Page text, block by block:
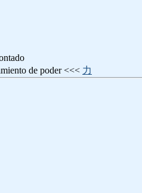
de poder <<< 力